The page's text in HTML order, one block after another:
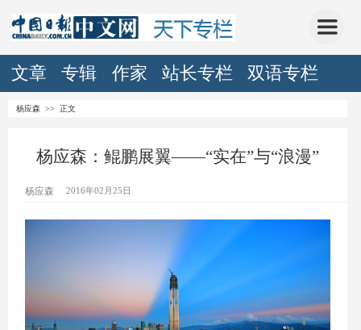
文章 专辑 作家 站长专栏 双语专栏
杨应森 >> 正文
杨应森：鲲鹏展翼——“实在”与“浪漫”
杨应森 2016年02月25日